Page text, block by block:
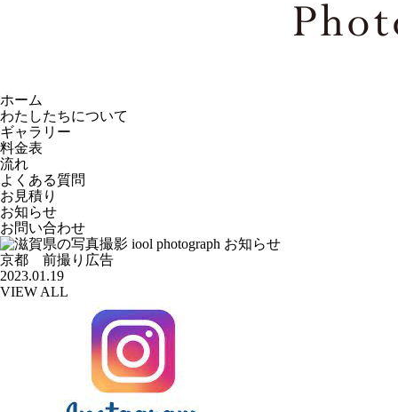
ホーム
わたしたちについて
ギャラリー
料金表
流れ
よくある質問
お見積り
お知らせ
お問い合わせ
京都 前撮り広告
2023.01.19
VIEW ALL